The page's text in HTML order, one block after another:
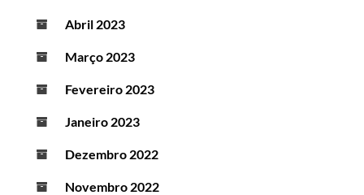
Abril 2023
Março 2023
Fevereiro 2023
Janeiro 2023
Dezembro 2022
Novembro 2022